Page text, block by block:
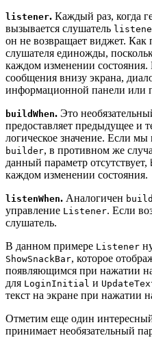
listener. Каждый раз, когда
вызывается слушатель
он не возвращает виджет. Как
слушателя единожды,
каждом изменении
сообщения внизу экрана,
информационной панели или
buildWhen. Это
предоставляет предыдущее и
логическое значение. Если мы
builder, в противном же
данный параметр отсутствует,
каждом изменении состояния.
listenWhen. Аналогичен
управление Listener. Если
слушатель.
В данном примере Listener
ShowSnackBar, которое
появляющимся при нажатии
для LoginInitial и
текст на экране при нажатии
Отметим еще один
принимает необязательный